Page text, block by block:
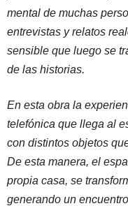
mental de muchas
entrevistas y relatos
sensible que luego se
de las historias.
En esta obra la
telefónica que llega al
con distintos objetos
De esta manera, el
propia casa, se
generando un